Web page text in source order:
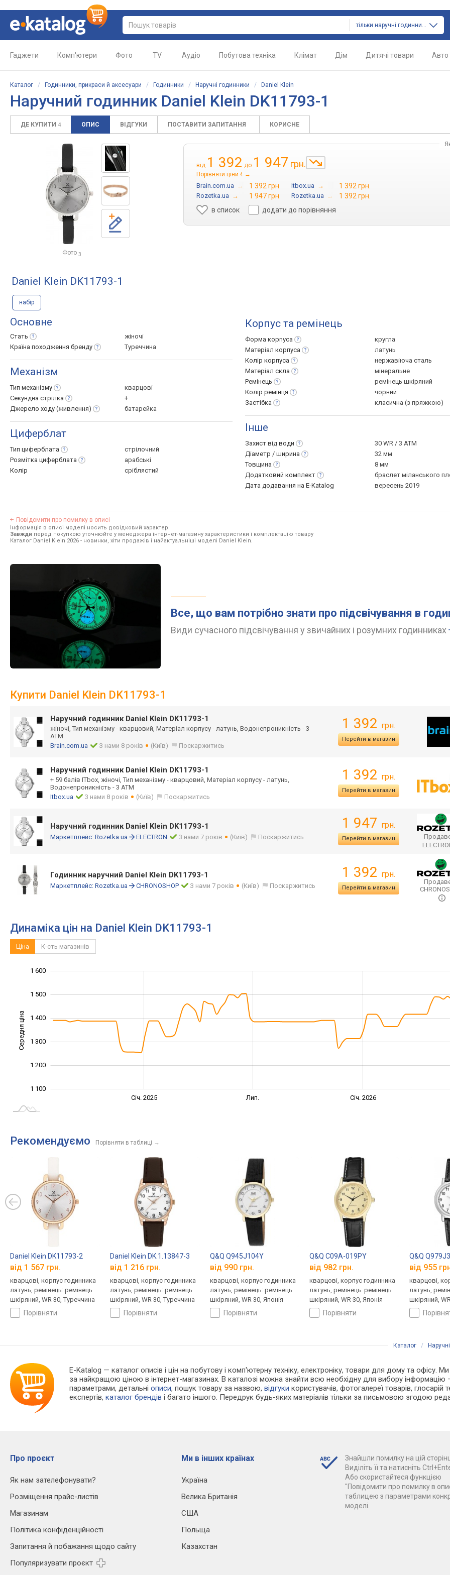
тільки наручні годинники
Гаджети Комп'ютери Фото TV Аудіо Побутова техніка Клімат Дім Дитячі товари Авто
Каталог / Годинники, прикраси й аксесуари / Годинники / Наручні годинники / Daniel Klein
Наручний годинник Daniel Klein DK11793-1
ДЕ КУПИТИ 4 ОПИС ВІДГУКИ ПОСТАВИТИ ЗАПИТАННЯ КОРИСНЕ
Фото 3
від 1 392 до 1 947 грн.
Порівняти ціни 4 →
Brain.com.ua → 1 392 грн. Itbox.ua → 1 392 грн.
Rozetka.ua → 1 947 грн. Rozetka.ua →
1 392 грн.
в список
додати до порівняння
Daniel Klein DK11793-1
набір
Основне
Стать
жіночі
Країна походження бренду Туреччина
Механізм
Тип механізму
кварцові
Секундна стрілка
+
Джерело ходу (живлення) батарейка
Циферблат
Тип циферблата
стрілочний
Розмітка циферблата
арабські
Колір
сріблястий
Корпус та ремінець
Форма корпуса
кругла
Матеріал корпуса
латунь
Колір корпуса
нержавіюча сталь
Матеріал скла
мінеральне
Ремінець
ремінець шкіряний
Колір ремінця
чорний
Застібка
класична (з пряжкою)
Інше
Захист від води
30 WR / 3 ATM
Діаметр / ширина
32 мм
Товщина
8 мм
Додатковий комплект
браслет міланського
Дата додавання на E-Katalog
вересень 2019
Повідомити про помилку в описі
Інформація в описі моделі носить довідковий характер.
Завжди перед покупкою уточнюйте у менеджера інтернет-магазину характеристики і комплектацію товару
Каталог Daniel Klein 2026 - новинки, хіти продажів і найактуальніші моделі Daniel Klein.
Все, що вам потрібно знати про підсвічування в
Види сучасного підсвічування у звичайних і розумних годинниках
Купити Daniel Klein DK11793-1
Наручний годинник Daniel Klein DK11793-1
жіночі, Тип механізму - кварцовий, Матеріал корпусу - латунь, Водонепроникність - 3
АТМ
Brain.com.ua
З нами 8 років (Київ) Поскаржитись
1 392 грн.
Перейти в магазин
Наручний годинник Daniel Klein DK11793-1
+ 59 балів ITbox, жіночі, Тип механізму - кварцовий, Матеріал корпусу - латунь,
Водонепроникність - 3 АТМ
Itbox.ua
З нами 8 років (Київ) Поскаржитись
1 392 грн.
Перейти в магазин
Наручний годинник Daniel Klein DK11793-1
Маркетплейс: Rozetka.ua ELECTRON З нами 7 років (Київ) Поскаржитись
1 947 грн.
Перейти в магазин
Годинник наручний Daniel Klein DK11793-1
Маркетплейс: Rozetka.ua CHRONOSHOP З нами 7 років (Київ) Поскаржитись
1 392 грн.
Перейти в магазин
Динаміка цін на Daniel Klein DK11793-1
Ціна К-сть магазинів
Середня ціна
1 100
1 200
1 300
1 400
1 500
1 600
Січ. 2025 Лип. Січ. 2026
Рекомендуємо Порівняти в таблиці →
Daniel Klein DK11793-2
від 1 567 грн.
кварцові, корпус годинника
латунь, ремінець: ремінець
шкіряний, WR 30, Туреччина
порівняти
Daniel Klein DK.1.13847-3
від 1 216 грн.
кварцові, корпус годинника
латунь, ремінець: ремінець
шкіряний, WR 30, Туреччина
порівняти
Q&Q Q945J104Y
від 990 грн.
кварцові, корпус годинника
латунь, ремінець: ремінець
шкіряний, WR 30, Японія
порівняти
Q&Q C09A-019PY
від 982 грн.
кварцові, корпус годинника
латунь, ремінець: ремінець
шкіряний, WR 30, Японія
порівняти
Q&Q
від 955
кварцові,
латунь,
шкіряний,
Каталог /
E-Katalog — каталог описів і цін на побутову і комп'ютерну техніку, електроніку, товари для дому та офісу.
за найкращою ціною в інтернет-магазинах. В каталозі можна знайти всю необхідну для вибору
параметрами, детальніописи, пошук товару за назвою,відгуки користувачів, фотогалереї товарів, глосарій
експертів,каталог брендів і багато іншого. Передрук будь-яких матеріалів тільки за письмовою згодою
Про проєкт
Як нам зателефонувати?
Розміщення прайс-листів
Магазинам
Політика конфіденційності
Запитання й побажання щодо сайту
Популяризувати проєкт
Ми в інших країнах
Україна
Велика Британія
США
Польща
Казахстан
Знайшли помилку на цій
Виділіть її та натисніть
Або скористайтеся функцією
"Повідомити про помилку в
таблицею з параметрами
моделі.